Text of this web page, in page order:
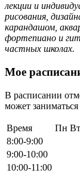
лекции и
рисования,
карандашом,
фортепиано и
частных школах.
Мое
В расписании
может
Время Пн Вт
8:00-9:00
9:00-10:00
10:00-11:00